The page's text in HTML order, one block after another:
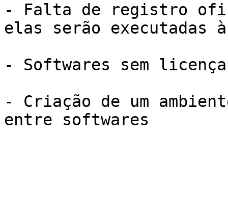
- Falta de registro
elas serão executadas
- Softwares sem
- Criação de um
entre softwares